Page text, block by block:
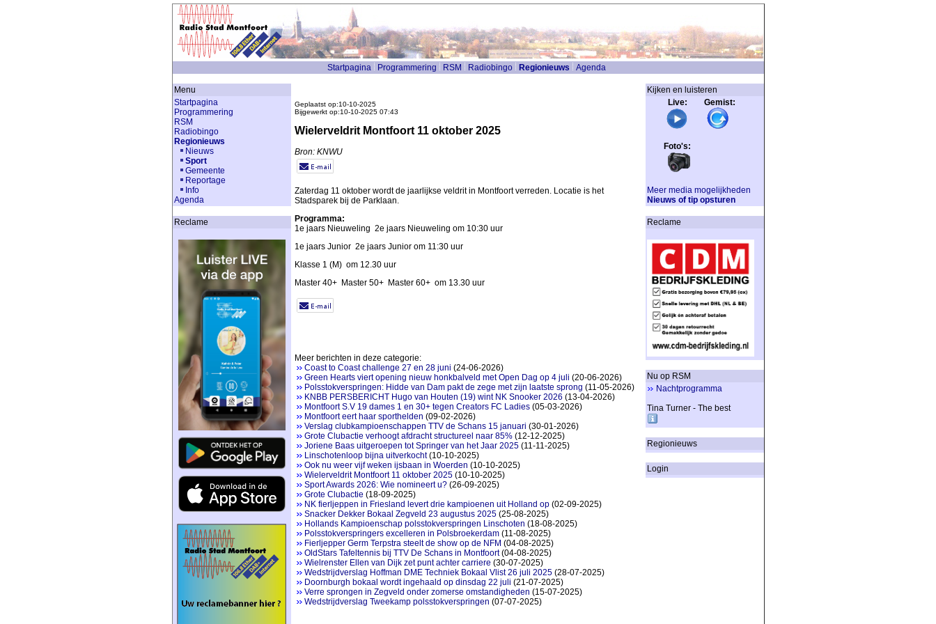
Startpagina Programmering RSM Radiobingo Regionieuws Agenda
Menu
Startpagina
Programmering
RSM
Radiobingo
Regionieuws
Nieuws
Sport
Gemeente
Reportage
Info
Agenda
Reclame
Geplaatst op:10-10-2025
Bijgewerkt op:10-10-2025 07:43
Wielerveldrit Montfoort 11 oktober 2025
Bron: KNWU
Zaterdag 11 oktober wordt de jaarlijkse veldrit in Montfoort verreden. Locatie is het
Stadsparek bij de Parklaan.
Programma:
1e jaars Nieuweling 2e jaars Nieuweling om 10:30 uur
1e jaars Junior 2e jaars Junior om 11:30 uur
Klasse 1 (M) om 12.30 uur
Master 40+ Master 50+ Master 60+ om 13.30 uur
Meer berichten in deze categorie:
Coast to Coast challenge 27 en 28 juni (24-06-2026)
Green Hearts viert opening nieuw honkbalveld met Open Dag op 4 juli (20-06-2026)
Polsstokverspringen: Hidde van Dam pakt de zege met zijn laatste sprong (11-05-2026)
KNBB PERSBERICHT Hugo van Houten (19) wint NK Snooker 2026 (13-04-2026)
Montfoort S.V 19 dames 1 en 30+ tegen Creators FC Ladies(05-03-2026)
Montfoort eert haar sporthelden (09-02-2026)
Verslag clubkampioenschappen TTV de Schans 15 januari (30-01-2026)
Grote Clubactie verhoogt afdracht structureel naar 85%(12-12-2025)
Joriene Baas uitgeroepen tot Springer van het Jaar 2025(11-11-2025)
Linschotenloop bijna uitverkocht(10-10-2025)
Ook nu weer vijf weken ijsbaan in Woerden (10-10-2025)
Wielerveldrit Montfoort 11 oktober 2025(10-10-2025)
Sport Awards 2026: Wie nomineert u?(26-09-2025)
Grote Clubactie (18-09-2025)
NK fierljeppen in Friesland levert drie kampioenen uit Holland op(02-09-2025)
Snacker Dekker Bokaal Zegveld 23 augustus 2025(25-08-2025)
Hollands Kampioenschap polsstokverspringen Linschoten (18-08-2025)
Polsstokverspringers excelleren in Polsbroekerdam(11-08-2025)
Fierljepper Germ Terpstra steelt de show op de NFM (04-08-2025)
OldStars Tafeltennis bij TTV De Schans in Montfoort(04-08-2025)
Wielrenster Ellen van Dijk zet punt achter carriere (30-07-2025)
Wedstrijdverslag Hoffman DME Techniek Bokaal Vlist 26 juli 2025(28-07-2025)
Doornburgh bokaal wordt ingehaald op dinsdag 22 juli (21-07-2025)
Verre sprongen in Zegveld onder zomerse omstandigheden (15-07-2025)
Wedstrijdverslag Tweekamp polsstokverspringen (07-07-2025)
Kijken en luisteren
Live: Gemist:
Foto's:
Meer media mogelijkheden
Nieuws of tip opsturen
Reclame
Nu op RSM
Nachtprogramma
Tina Turner - The best
Regionieuws
Login